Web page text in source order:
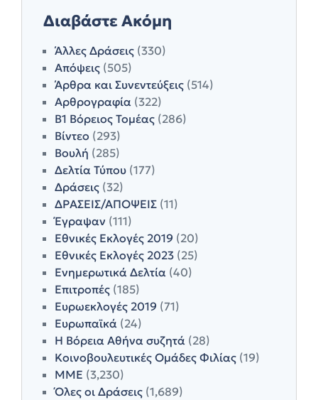
Διαβάστε Ακόμη
Άλλες Δράσεις (330)
Απόψεις (505)
Άρθρα και Συνεντεύξεις (514)
Αρθρογραφία (322)
Β1 Βόρειος Τομέας (286)
Βίντεο (293)
Βουλή (285)
Δελτία Τύπου (177)
Δράσεις (32)
ΔΡΑΣΕΙΣ/ΑΠΟΨΕΙΣ (11)
Έγραψαν (111)
Εθνικές Εκλογές 2019 (20)
Εθνικές Εκλογές 2023 (25)
Ενημερωτικά Δελτία (40)
Επιτροπές (185)
Ευρωεκλογές 2019 (71)
Ευρωπαϊκά (24)
Η Βόρεια Αθήνα συζητά (28)
Κοινοβουλευτικές Ομάδες Φιλίας (19)
ΜΜΕ (3,230)
Όλες οι Δράσεις (1,689)